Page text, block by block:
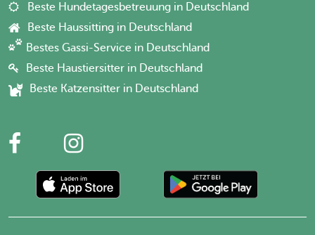
Beste Hundetagesbetreuung in Deutschland
Beste Haussitting in Deutschland
Bestes Gassi-Service in Deutschland
Beste Haustiersitter in Deutschland
Beste Katzensitter in Deutschland